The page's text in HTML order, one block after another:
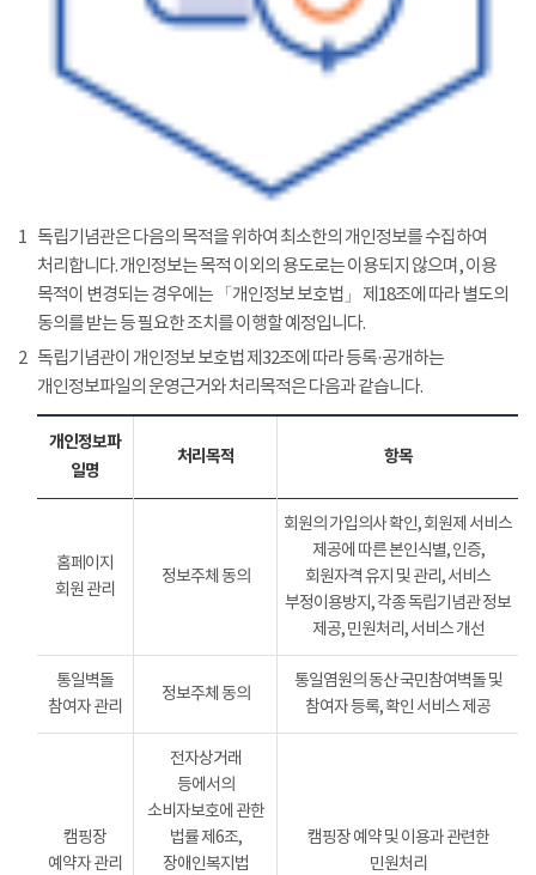
1 독립기념관은 다음의 목적을 위하여 최소한의 개인정보를 수집하여
처리합니다. 개인정보는 목적 이외의 용도로는 이용되지 않으며, 이용
목적이 변경되는 경우에는 「개인정보 보호법」 제18조에 따라 별도의
동의를 받는 등 필요한 조치를 이행할 예정입니다.
2 독립기념관이 개인정보 보호법 제32조에 따라 등록·공개하는
개인정보파일의 운영근거와 처리목적은 다음과 같습니다.
개인정보파
일명
처리목적 항목
홈페이지
회원 관리
정보주체 동의
회원의 가입의사 확인, 회원제 서비스
제공에 따른 본인식별, 인증,
회원자격 유지 및 관리, 서비스
부정이용방지, 각종 독립기념관 정보
제공, 민원처리, 서비스 개선
통일벽돌
참여자 관리
정보주체 동의
통일염원의 동산 국민참여벽돌 및
참여자 등록, 확인 서비스 제공
캠핑장
예약자 관리
전자상거래
등에서의
소비자보호에 관한
법률 제6조,
장애인복지법
캠핑장 예약 및 이용과 관련한
민원처리